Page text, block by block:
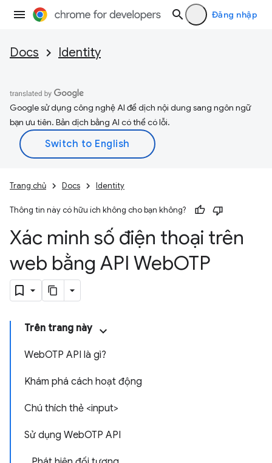
Đăng nhập
Docs Identity
Google sử dụng công nghệ AI để dịch nội dung sang ngôn ngữ
bạn ưu tiên. Bản dịch bằng AI có thể có lỗi.
Trang chủ Docs Identity
Thông tin này có hữu ích không cho bạn không?
Xác minh số điện thoại trên
web bằng API WebOTP
Trên trang này
WebOTP API là gì?
Khám phá cách hoạt động
Chú thích thẻ <input>
Sử dụng WebOTP API